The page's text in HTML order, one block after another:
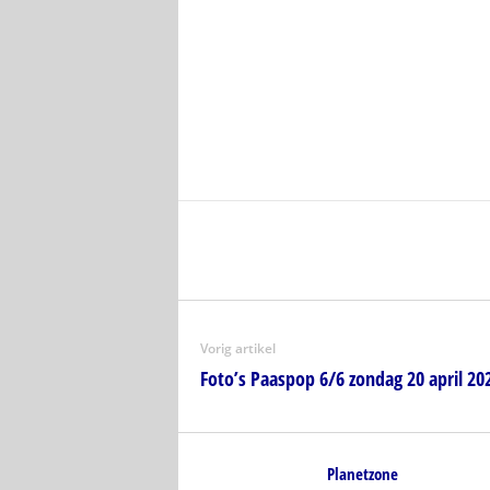
Vorig artikel
Foto’s Paaspop 6/6 zondag 20 april
Planetzone